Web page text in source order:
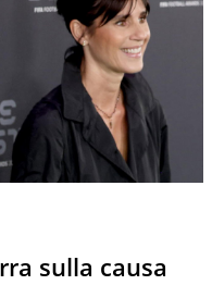
sulla causa